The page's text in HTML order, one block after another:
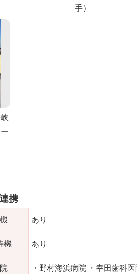
手）
携
あり
機 あり
・野村海浜病院 ・幸田歯科医